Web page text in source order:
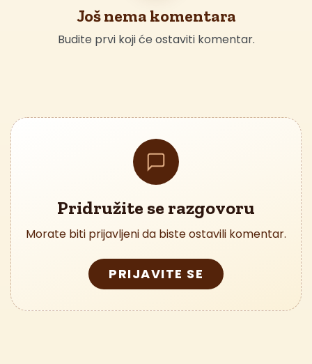
Još nema komentara
Budite prvi koji će ostaviti komentar.
Pridružite se razgovoru
Morate biti prijavljeni da biste ostavili komentar.
PRIJAVITE SE